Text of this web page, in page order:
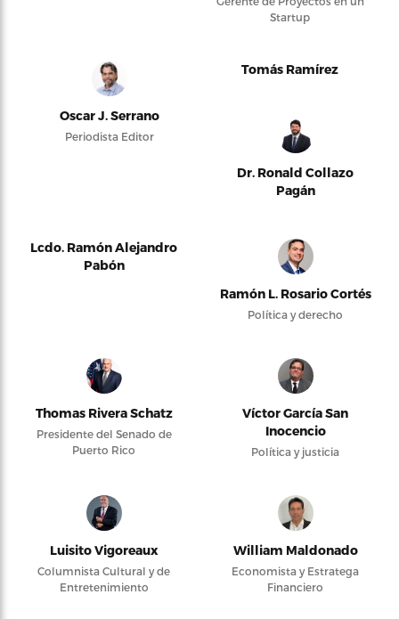
Startup
Oscar J. Serrano
Periodista Editor
Tomás Ramírez
Dr. Ronald Collazo
Pagán
Lcdo. Ramón Alejandro
Pabón
Ramón L. Rosario Cortés
Política y derecho
Thomas Rivera Schatz
Presidente del Senado de
Puerto Rico
Víctor García San
Inocencio
Política y justicia
Luisito Vigoreaux
Columnista Cultural y de
Entretenimiento
William Maldonado
Economista y Estratega
Financiero